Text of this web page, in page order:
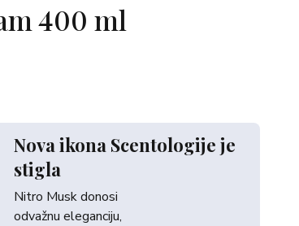
400 ml
Nova ikona Scentologije je
stigla
Nitro Musk donosi
odvažnu eleganciju,